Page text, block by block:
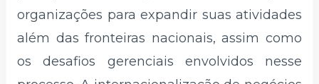
organizações para expandir suas atividades
além das fronteiras nacionais, assim como
os desafios gerenciais envolvidos nesse